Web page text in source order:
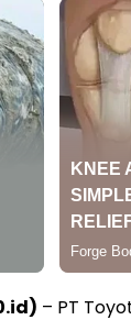
– PT